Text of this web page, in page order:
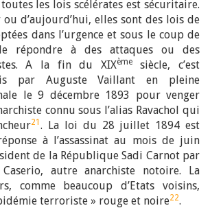
les lois scélérates est sécuritaire.
ou d’aujourd’hui, elles sont des lois de
dans l’urgence et sous le coup de
répondre à des attaques ou des
A la fin du XIXèmesiècle, c’est
par Auguste Vaillant en pleine
le 9 décembre 1893 pour venger
connu sous l’alias Ravachol qui
21 . La loi du 28 juillet 1894 est
à l’assassinat au mois de juin
de la République Sadi Carnot par
Caserio, autre anarchiste notoire. La
comme beaucoup d’Etats voisins,
terroriste » rouge et noire22.